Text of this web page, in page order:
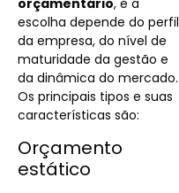
escolha depende do perfil
da empresa, do nível de
maturidade da gestão e
da dinâmica do mercado.
Os principais tipos e suas
características são:
Orçamento
estático